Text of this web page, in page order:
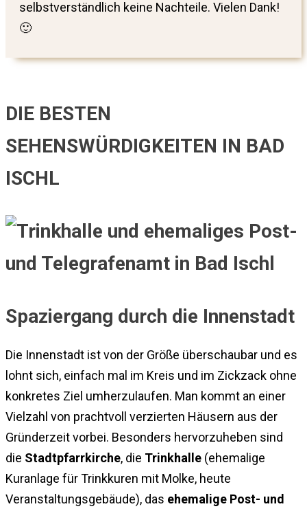
selbstverständlich keine Nachteile. Vielen Dank!
🙂
DIE BESTEN
SEHENSWÜRDIGKEITEN IN BAD
ISCHL
Spaziergang durch die Innenstadt
Die Innenstadt ist von der Größe überschaubar und es
lohnt sich, einfach mal im Kreis und im Zickzack ohne
konkretes Ziel umherzulaufen. Man kommt an einer
Vielzahl von prachtvoll verzierten Häusern aus der
Gründerzeit vorbei. Besonders hervorzuheben sind
die Stadtpfarrkirche, die Trinkhalle (ehemalige
Kuranlage für Trinkkuren mit Molke, heute
Veranstaltungsgebäude), das ehemalige Post- und